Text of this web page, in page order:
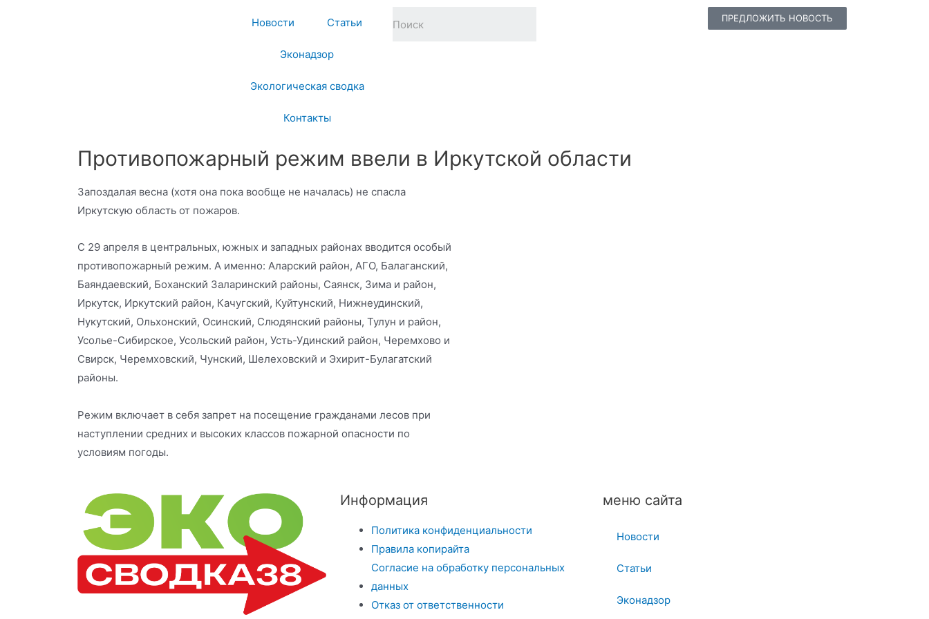
Новости Статьи
Эконадзор
Экологическая сводка
Контакты
ПРЕДЛОЖИТЬ НОВОСТЬ
Противопожарный режим ввели в Иркутской области
Запоздалая весна (хотя она пока вообще не началась) не спасла
Иркутскую область от пожаров.
С 29 апреля в центральных, южных и западных районах вводится особый
противопожарный режим. А именно: Аларский район, АГО, Балаганский,
Баяндаевский, Боханский Заларинский районы, Саянск, Зима и район,
Иркутск, Иркутский район, Качугский, Куйтунский, Нижнеудинский,
Нукутский, Ольхонский, Осинский, Слюдянский районы, Тулун и район,
Усолье-Сибирское, Усольский район, Усть-Удинский район, Черемхово и
Свирск, Черемховский, Чунский, Шелеховский и Эхирит-Булагатский
районы.
Режим включает в себя запрет на посещение гражданами лесов при
наступлении средних и высоких классов пожарной опасности по
условиям погоды.
Информация
Политика конфиденциальности
Правила копирайта
Согласие на обработку персональных
данных
Отказ от ответственности
меню сайта
Новости
Статьи
Эконадзор